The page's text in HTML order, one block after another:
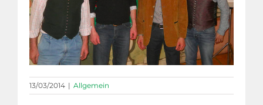
13/03/2014 | Allgemein